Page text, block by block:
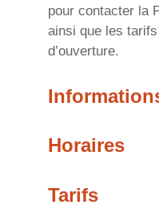
pour contacter la
ainsi que les
d’ouverture.
Horaires
Tarifs